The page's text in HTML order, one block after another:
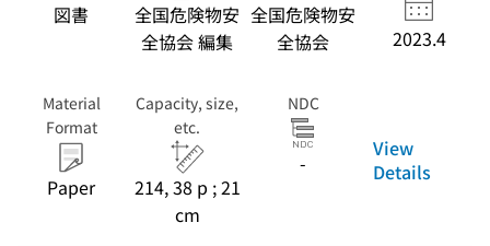
図書
全国危険物安
全協会 編集
全国危険物安
全協会
2023.4
Material
Format
Paper
Capacity, size,
etc.
214, 38 p ; 21
cm
NDC
-
View
Details